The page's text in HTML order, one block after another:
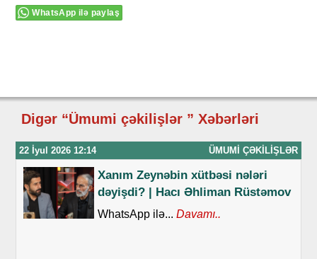
WhatsApp ilə paylaş
Digər “Ümumi çəkilişlər ” Xəbərləri
22 İyul 2026 12:14 ÜMUMI ÇƏKILIŞLƏR
Xanım Zeynəbin xütbəsi nələri
dəyişdi? | Hacı Əhliman Rüstəmov
WhatsApp ilə... Davamı..